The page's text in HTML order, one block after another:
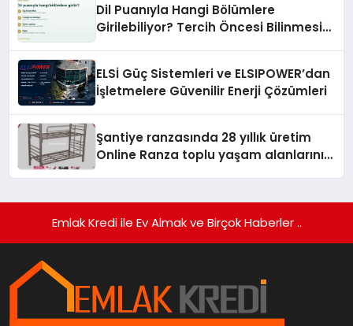
Dil Puanıyla Hangi Bölümlere
Girilebiliyor? Tercih Öncesi Bilinmesi
ELSİ Güç Sistemleri ve ELSIPOWER’dan
İşletmelere Güvenilir Enerji Çözümleri
Şantiye ranzasında 28 yıllık üretim
Online Ranza toplu yaşam alanlarını
Emlak Kredi ile Ev Almak ve Birçok Haberler ..